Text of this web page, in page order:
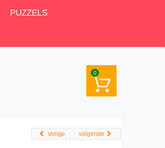
PUZZELS
0
volgende
vorige